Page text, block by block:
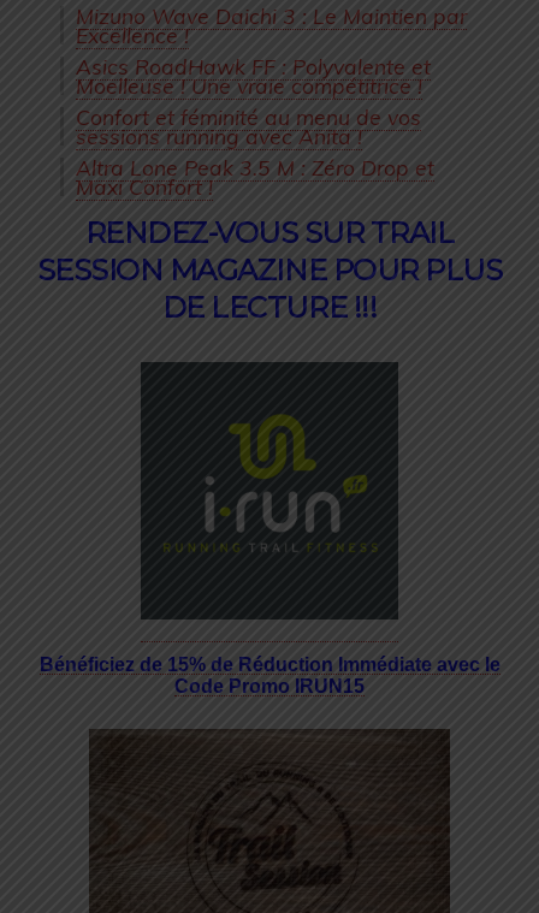
Mizuno Wave Daichi 3 : Le Maintien par
Excellence !
Asics RoadHawk FF : Polyvalente et
Moelleuse ! Une vraie compétitrice !
Confort et féminité au menu de vos
sessions running avec Anita !
Altra Lone Peak 3.5 M : Zéro Drop et
Maxi Confort !
RENDEZ-VOUS SUR TRAIL
SESSION MAGAZINE POUR PLUS
DE LECTURE !!!
Bénéficiez de 15% de Réduction Immédiate avec le
Code Promo IRUN15